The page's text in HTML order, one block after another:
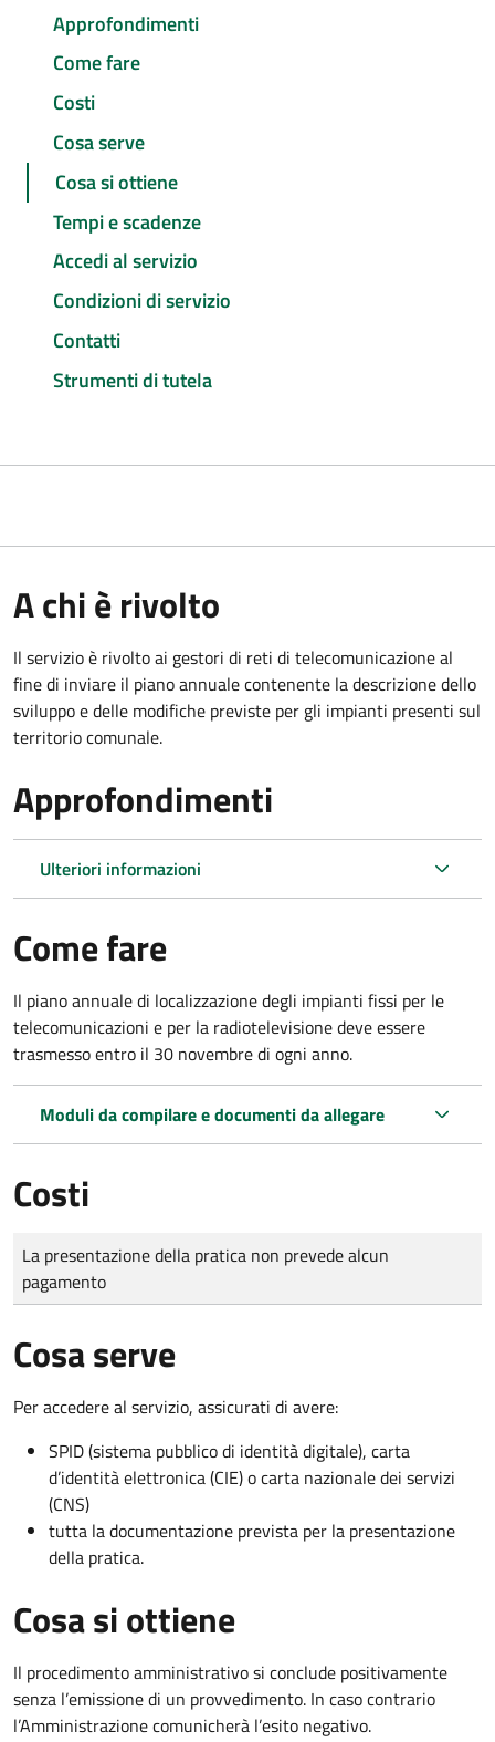
Approfondimenti
Come fare
Costi
Cosa serve
Cosa si ottiene
Tempi e scadenze
Accedi al servizio
Condizioni di servizio
Contatti
Strumenti di tutela
A chi è rivolto
Il servizio è rivolto ai gestori di reti di telecomunicazione al
fine di inviare il piano annuale contenente la descrizione dello
sviluppo e delle modifiche previste per gli impianti presenti sul
territorio comunale.
Approfondimenti
Ulteriori informazioni
Come fare
Il piano annuale di localizzazione degli impianti fissi per le
telecomunicazioni e per la radiotelevisione deve essere
trasmesso entro il 30 novembre di ogni anno.
Moduli da compilare e documenti da allegare
Costi
Tipo di pagamento
Importo
La presentazione della pratica non prevede alcun
pagamento
Cosa serve
Per accedere al servizio, assicurati di avere:
SPID (sistema pubblico di identità digitale), carta
d’identità elettronica (CIE) o carta nazionale dei servizi
(CNS)
tutta la documentazione prevista per la presentazione
della pratica.
Cosa si ottiene
Il procedimento amministrativo si conclude positivamente
senza l’emissione di un provvedimento. In caso contrario
l’Amministrazione comunicherà l’esito negativo.